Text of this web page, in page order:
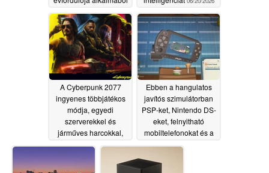
06/27/2026
A Cyberpunk 2077
ingyenes többjátékos
módja, egyedi
szerverekkel és
járműves harcokkal,
Ebben a hangulatos
javítós szimulátorban
PSP-ket, Nintendo DS-
eket, felnyitható
mobiltelefonokat és a
retro kütyüket javíthatsz